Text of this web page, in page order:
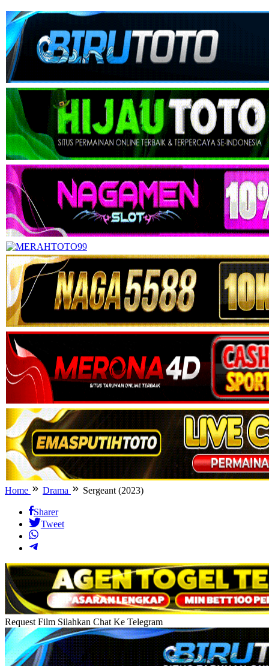
Home Drama Sergeant (2023)
Sharer
Tweet
Request Film Silahkan Chat Ke Telegram